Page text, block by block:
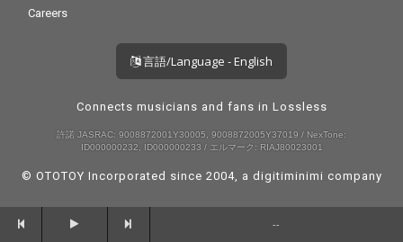
Careers
言語/Language - English
Connects musicians and fans in Lossless
許諾 JASRAC: 9008872001Y30005, 9008872005Y37019 / NexTone:
ID000000232, ID000000233 / エルマーク: RIAJ80023001
© OTOTOY Incorporated since 2004, a digitiminimi company
--